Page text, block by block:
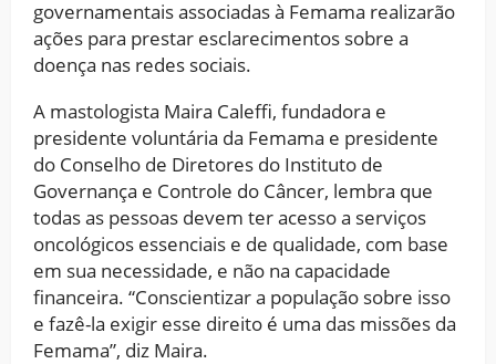
governamentais associadas à Femama realizarão
ações para prestar esclarecimentos sobre a
doença nas redes sociais.
A mastologista Maira Caleffi, fundadora e
presidente voluntária da Femama e presidente
do Conselho de Diretores do Instituto de
Governança e Controle do Câncer, lembra que
todas as pessoas devem ter acesso a serviços
oncológicos essenciais e de qualidade, com base
em sua necessidade, e não na capacidade
financeira. “Conscientizar a população sobre isso
e fazê-la exigir esse direito é uma das missões da
Femama”, diz Maira.